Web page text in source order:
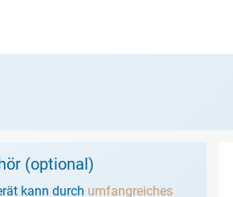
(optional)
kann durch umfangreiches